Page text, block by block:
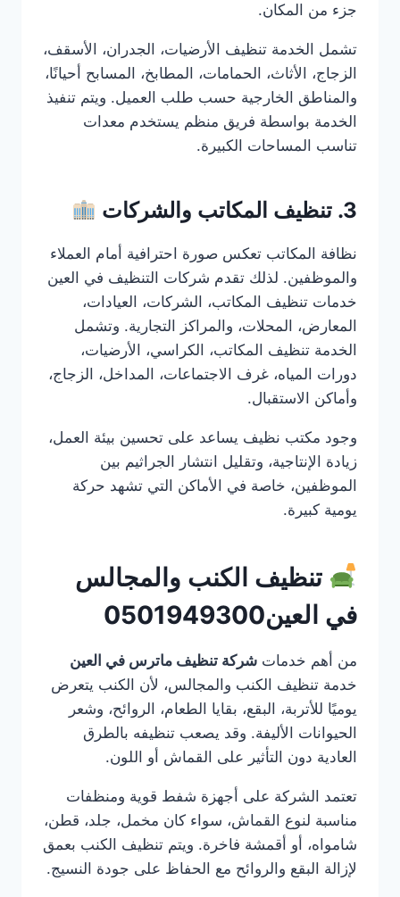
جزء من المكان.
تشمل الخدمة تنظيف الأرضيات، الجدران، الأسقف،
الزجاج، الأثاث، الحمامات، المطابخ، المسابح أحيانًا،
والمناطق الخارجية حسب طلب العميل. ويتم تنفيذ
الخدمة بواسطة فريق منظم يستخدم معدات
تناسب المساحات الكبيرة.
3. تنظيف المكاتب والشركات
نظافة المكاتب تعكس صورة احترافية أمام العملاء
والموظفين. لذلك تقدم شركات التنظيف في العين
خدمات تنظيف المكاتب، الشركات، العيادات،
المعارض، المحلات، والمراكز التجارية. وتشمل
الخدمة تنظيف المكاتب، الكراسي، الأرضيات،
دورات المياه، غرف الاجتماعات، المداخل، الزجاج،
وأماكن الاستقبال.
وجود مكتب نظيف يساعد على تحسين بيئة العمل،
زيادة الإنتاجية، وتقليل انتشار الجراثيم بين
الموظفين، خاصة في الأماكن التي تشهد حركة
يومية كبيرة.
تنظيف الكنب والمجالس
في العين0501949300
من أهم خدمات شركة تنظيف ماترس في العين
خدمة تنظيف الكنب والمجالس، لأن الكنب يتعرض
يوميًا للأتربة، البقع، بقايا الطعام، الروائح، وشعر
الحيوانات الأليفة. وقد يصعب تنظيفه بالطرق
العادية دون التأثير على القماش أو اللون.
تعتمد الشركة على أجهزة شفط قوية ومنظفات
مناسبة لنوع القماش، سواء كان مخمل، جلد، قطن،
شامواه، أو أقمشة فاخرة. ويتم تنظيف الكنب بعمق
لإزالة البقع والروائح مع الحفاظ على جودة النسيج.